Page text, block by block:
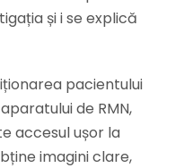
și i se explică
pacientului
de RMN,
accesul ușor la
imagini clare,